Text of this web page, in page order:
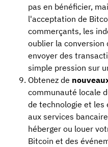
pas en bénéficier,
l'acceptation de
commerçants, les
oublier la conversion
envoyer des
simple pression sur
Obtenez de
communauté locale
de technologie et les
aux services
héberger ou louer
Bitcoin et des